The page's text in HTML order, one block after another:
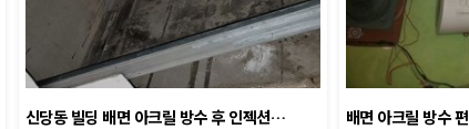
신당동 빌딩 배면 아크릴 방수 후 인젝션…
배면 아크릴 방수 편